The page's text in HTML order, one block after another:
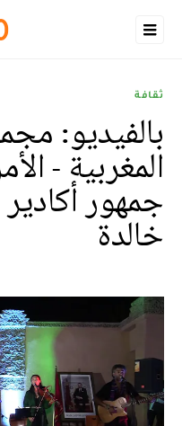
ثقافة
بالفيديو:
المغربية -
جمهور أكادير
خالدة